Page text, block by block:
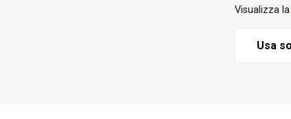
Visualizza la
Usa